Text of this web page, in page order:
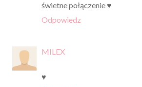
świetne połączenie ♥
Odpowiedz
MILEX
♥